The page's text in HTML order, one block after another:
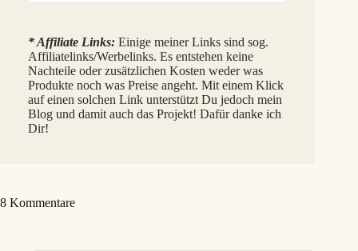
* Affiliate Links: Einige meiner Links sind sog.
Affiliatelinks/Werbelinks. Es entstehen keine
Nachteile oder zusätzlichen Kosten weder was
Produkte noch was Preise angeht. Mit einem Klick
auf einen solchen Link unterstützt Du jedoch mein
Blog und damit auch das Projekt! Dafür danke ich
Dir!
8 Kommentare